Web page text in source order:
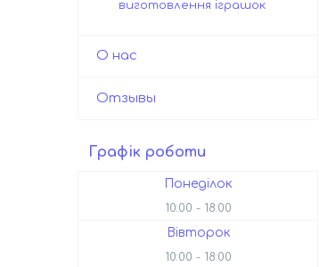
виготовлення іграшок
О нас
Отзывы
Графік роботи
Понеділок
10:00 18:00
Вівторок
10:00 18:00